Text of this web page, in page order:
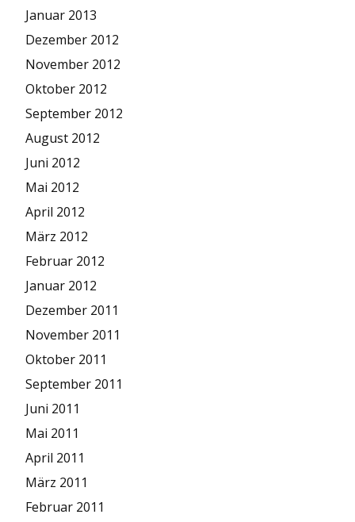
Januar 2013
Dezember 2012
November 2012
Oktober 2012
September 2012
August 2012
Juni 2012
Mai 2012
April 2012
März 2012
Februar 2012
Januar 2012
Dezember 2011
November 2011
Oktober 2011
September 2011
Juni 2011
Mai 2011
April 2011
März 2011
Februar 2011